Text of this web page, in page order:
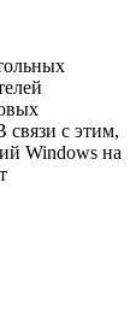
связи с этим,
Windows на